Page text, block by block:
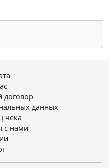
договор
данных
чека
с нами